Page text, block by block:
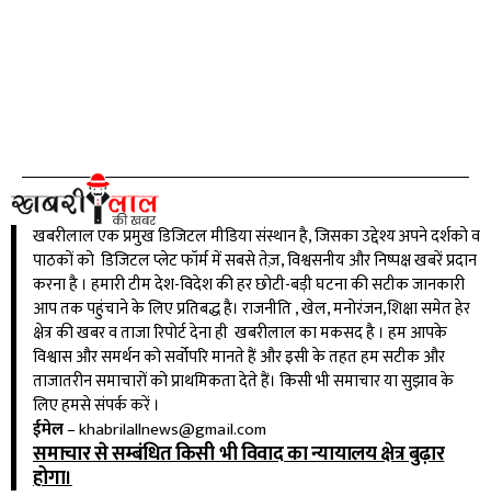
खबरीलाल एक प्रमुख डिजिटल मीडिया संस्थान है, जिसका उद्देश्य अपने दर्शको व
पाठकों को डिजिटल प्लेट फॉर्म में सबसे तेज़, विश्वसनीय और निष्पक्ष खबरें प्रदान
करना है । हमारी टीम देश-विदेश की हर छोटी-बड़ी घटना की सटीक जानकारी
आप तक पहुंचाने के लिए प्रतिबद्ध है। राजनीति , खेल, मनोरंजन,शिक्षा समेत हेर
क्षेत्र की खबर व ताजा रिपोर्ट देना ही खबरीलाल का मकसद है । हम आपके
विश्वास और समर्थन को सर्वोपरि मानते हैं और इसी के तहत हम सटीक और
ताजातरीन समाचारों को प्राथमिकता देते हैं। किसी भी समाचार या सुझाव के
लिए हमसे संपर्क करें ।
ईमेल–khabrilallnews@gmail.com
समाचार से सम्बंधित किसी भी विवाद का न्यायालय क्षेत्र बुढ़ार
होगा।